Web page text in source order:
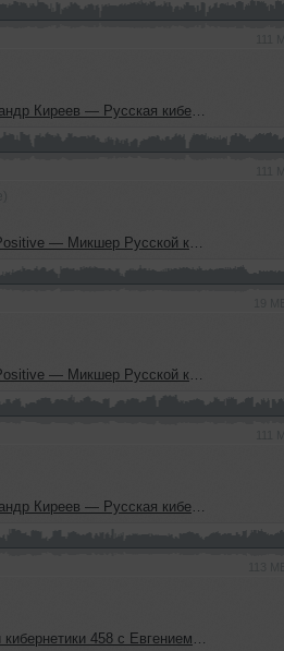
Русская кибернетика 725 (22.07.2026)
2, с Евгением Сваловым (4Mal) и Александром Киреевым (15.07.2026)
1, с Евгением Сваловым (4Mal) и Александром Киреевым (15.07.2026)
Русская кибернетика 724 (08.07.2026)
(4Mal) и Александром Киреевым (08.07.2026)